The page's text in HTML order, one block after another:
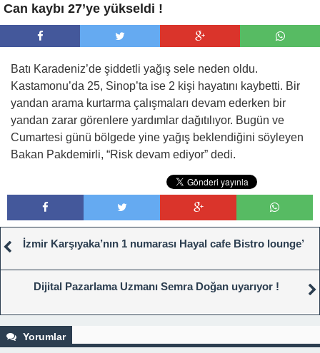
Can kaybı 27’ye yükseldi !
Batı Karadeniz’de şiddetli yağış sele neden oldu.
Kastamonu’da 25, Sinop’ta ise 2 kişi hayatını kaybetti. Bir
yandan arama kurtarma çalışmaları devam ederken bir
yandan zarar görenlere yardımlar dağıtılıyor. Bugün ve
Cumartesi günü bölgede yine yağış beklendiğini söyleyen
Bakan Pakdemirli, “Risk devam ediyor” dedi.
İzmir Karşıyaka’nın 1 numarası Hayal cafe Bistro lounge’
Dijital Pazarlama Uzmanı Semra Doğan uyarıyor !
Yorumlar